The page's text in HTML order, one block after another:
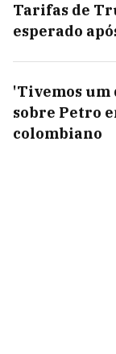
Tarifas de
esperado
'Tivemos
sobre Petro
colombiano